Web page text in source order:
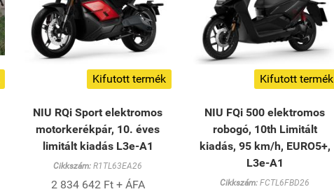
Kifutott termék
NIU RQi Sport elektromos
motorkerékpár, 10. éves
limitált kiadás L3e-A1
Cikkszám: R1TL63EA26
2 834 642 Ft + ÁFA
Kifutott termék
NIU FQi 500 elektromos
robogó, 10th Limitált
kiadás, 95 km/h, EURO5+,
L3e-A1
Cikkszám: FCTL6FBD26